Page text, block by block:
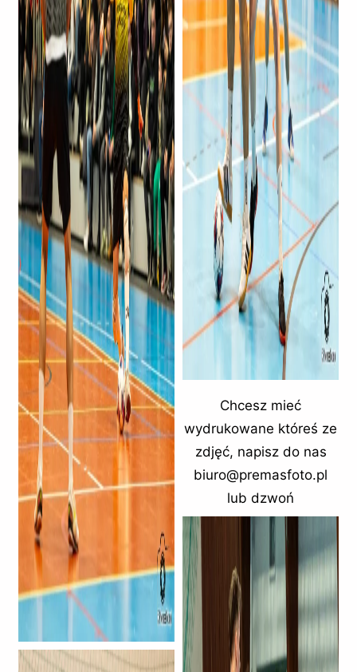
Chcesz mieć
wydrukowane któreś ze
zdjęć, napisz do nas
biuro@premasfoto.pl
lub dzwoń